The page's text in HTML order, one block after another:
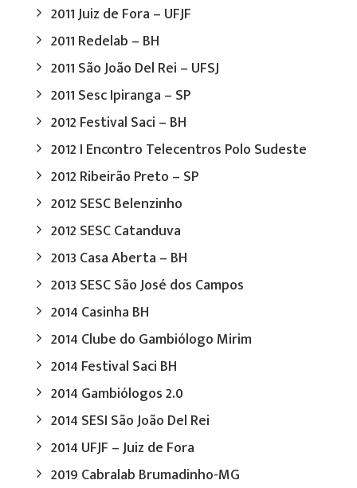
2011 Juiz de Fora – UFJF
2011 Redelab – BH
2011 São João Del Rei – UFSJ
2011 Sesc Ipiranga – SP
2012 Festival Saci – BH
2012 I Encontro Telecentros Polo Sudeste
2012 Ribeirão Preto – SP
2012 SESC Belenzinho
2012 SESC Catanduva
2013 Casa Aberta – BH
2013 SESC São José dos Campos
2014 Casinha BH
2014 Clube do Gambiólogo Mirim
2014 Festival Saci BH
2014 Gambiólogos 2.0
2014 SESI São João Del Rei
2014 UFJF – Juiz de Fora
2019 Cabralab Brumadinho-MG